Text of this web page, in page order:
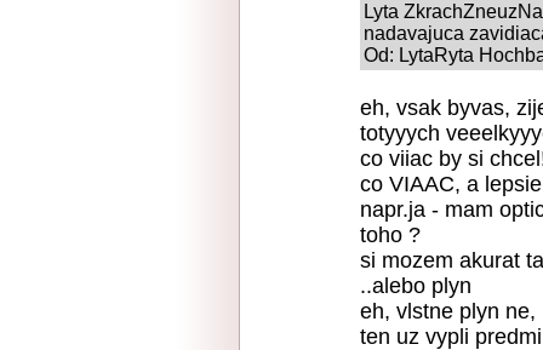
Lyta
nadavajuca
Od: LytaRyta
eh, vsak byvas,
totyyych
co viiac by si
co VIAAC, a
napr.ja - mam
toho ?
si mozem akurat
..alebo plyn
eh, vlstne plyn ne,
ten uz vypli